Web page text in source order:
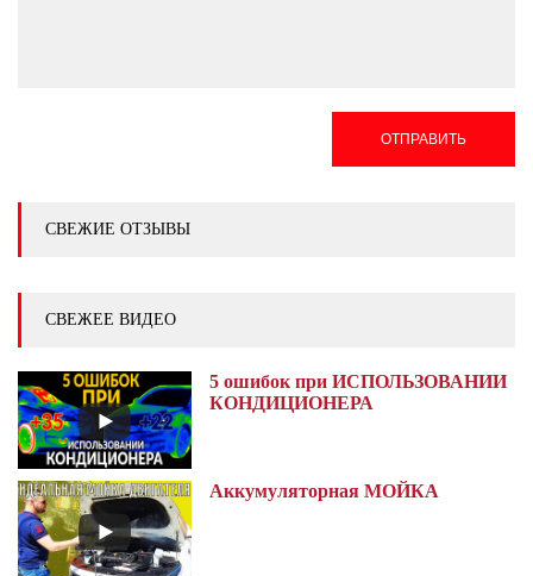
ОТПРАВИТЬ
СВЕЖИЕ ОТЗЫВЫ
СВЕЖЕЕ ВИДЕО
5 ошибок при ИСПОЛЬЗОВАНИИ
КОНДИЦИОНЕРА
Аккумуляторная МОЙКА